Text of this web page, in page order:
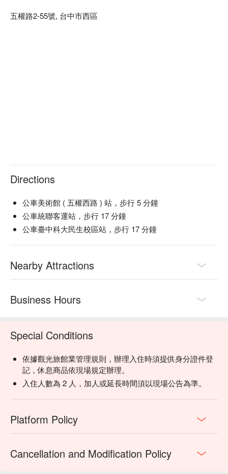
五權路2-55號, 台中市西區
Directions
公車美術館 ( 五權西路 ) 站，步行 5 分鐘
公車統聯客運站，步行 17 分鐘
公車臺中科大民生校區站，步行 17 分鐘
Nearby Attractions
Business Hours
Special Conditions
依據觀光旅館業管理規則，辦理入住時須提供身分證件登
記，休息商品依現場規定辦理。
入住人數為 2 人，加人或延長時間須以現場公告為準。
Platform Policy
Cancellation and Modification Policy